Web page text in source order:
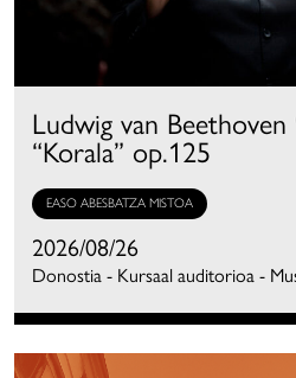
Ludwig van Beethoven
“Korala” op.125
EASO ABESBATZA MISTOA
2026/08/26
Donostia - Kursaal auditorioa -